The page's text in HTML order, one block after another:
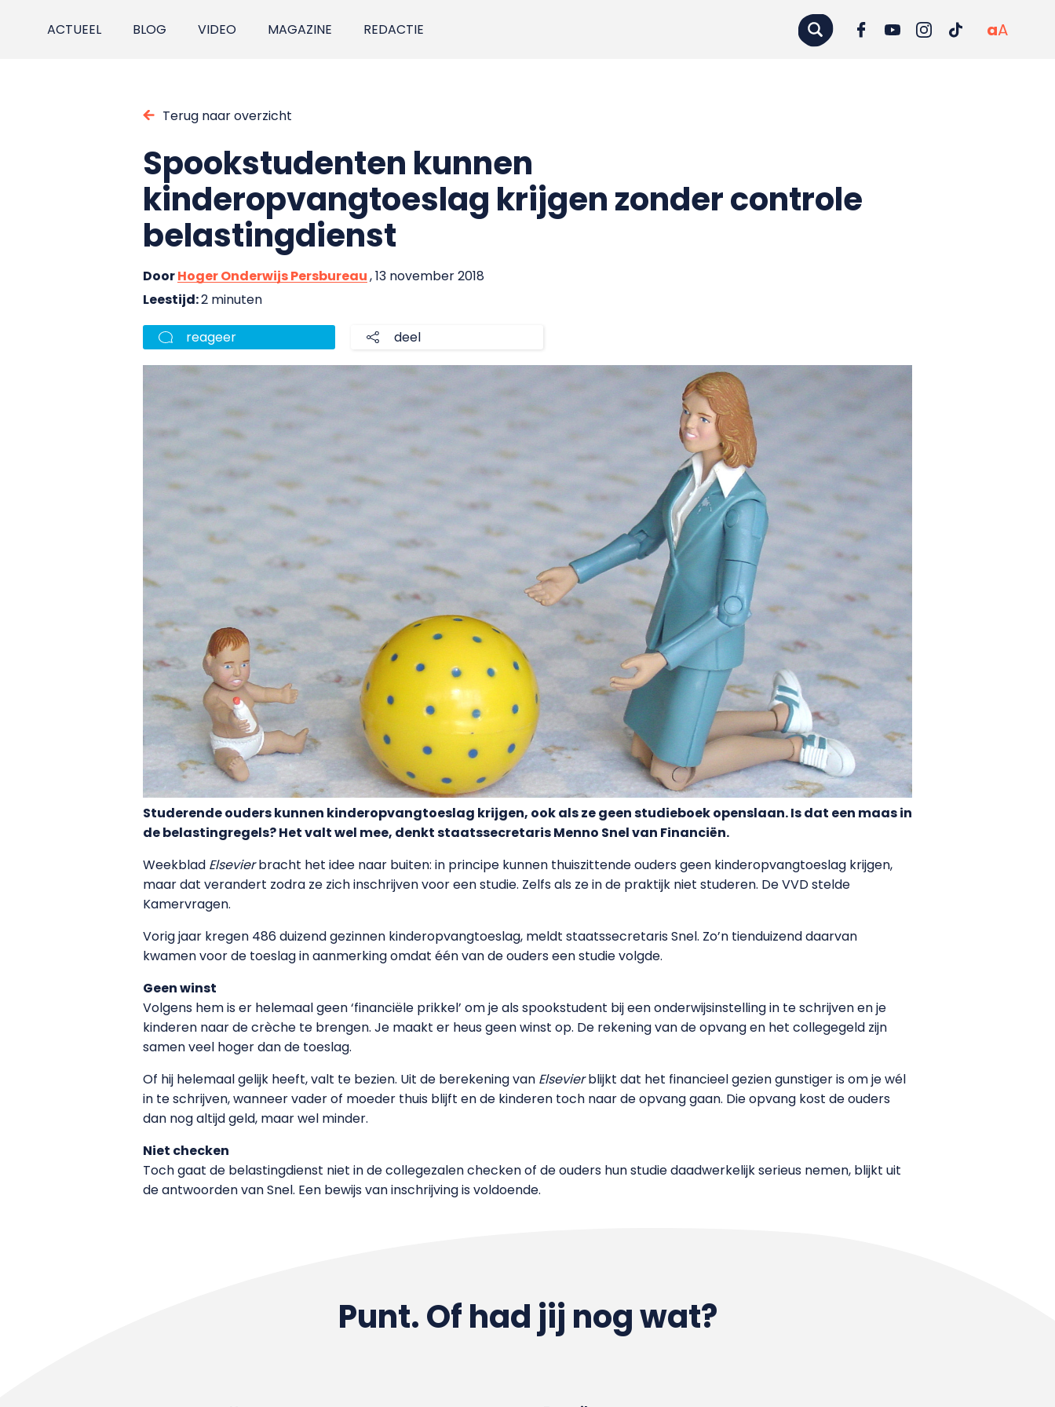
ACTUEEL BLOG VIDEO MAGAZINE REDACTIE aA
Terug naar overzicht
Spookstudenten kunnen
kinderopvangtoeslag krijgen zonder controle
belastingdienst
DoorHoger Onderwijs Persbureau, 13 november 2018
Leestijd:2 minuten
reageer deel
Studerende ouders kunnen kinderopvangtoeslag krijgen, ook als ze geen studieboek openslaan. Is dat een maas in
de belastingregels? Het valt wel mee, denkt staatssecretaris Menno Snel van Financiën.
Weekblad Elsevierbracht het idee naar buiten: in principe kunnen thuiszittende ouders geen kinderopvangtoeslag krijgen,
maar dat verandert zodra ze zich inschrijven voor een studie. Zelfs als ze in de praktijk niet studeren. De VVD stelde
Kamervragen.
Vorig jaar kregen 486 duizend gezinnen kinderopvangtoeslag, meldt staatssecretaris Snel. Zo’n tienduizend daarvan
kwamen voor de toeslag in aanmerking omdat één van de ouders een studie volgde.
Geen winst
Volgens hem is er helemaal geen ‘financiële prikkel’ om je als spookstudent bij een onderwijsinstelling in te schrijven en je
kinderen naar de crèche te brengen. Je maakt er heus geen winst op. De rekening van de opvang en het collegegeld zijn
samen veel hoger dan de toeslag.
Of hij helemaal gelijk heeft, valt te bezien. Uit de berekening van Elsevierblijkt dat het financieel gezien gunstiger is om je wél
in te schrijven, wanneer vader of moeder thuis blijft en de kinderen toch naar de opvang gaan. Die opvang kost de ouders
dan nog altijd geld, maar wel minder.
Niet checken
Toch gaat de belastingdienst niet in de collegezalen checken of de ouders hun studie daadwerkelijk serieus nemen, blijkt uit
de antwoorden van Snel. Een bewijs van inschrijving is voldoende.
Punt. Of had jij nog wat?